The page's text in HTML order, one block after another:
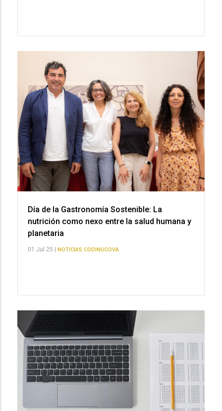
Día de la Gastronomía Sostenible: La
nutrición como nexo entre la salud humana y
planetaria
01 Jul 25 | NOTICIAS CODINUCOVA